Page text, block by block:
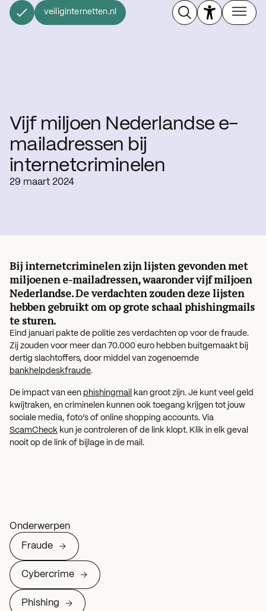
veiliginternetten.nl
Vijf miljoen Nederlandse e-
mailadressen bij
internetcriminelen
29 maart 2024
Bij internetcriminelen zijn lijsten gevonden met
miljoenen e-mailadressen, waaronder vijf miljoen
Nederlandse. De verdachten zouden deze lijsten
hebben gebruikt om op grote schaal phishingmails
te sturen.
Eind januari pakte de politie zes verdachten op voor de fraude.
Zij zouden voor meer dan 70.000 euro hebben buitgemaakt bij
dertig slachtoffers, door middel van zogenoemde
bankhelpdeskfraude.
De impact van een phishingmail kan groot zijn. Je kunt veel geld
kwijtraken, en criminelen kunnen ook toegang krijgen tot jouw
sociale media, foto’s of online shopping accounts. Via
ScamCheck kun je controleren of de link klopt. Klik in elk geval
nooit op de link of bijlage in de mail.
Onderwerpen
Fraude
Cybercrime
Phishing